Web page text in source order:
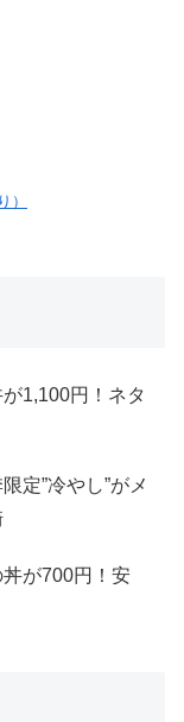
）
1,100円！ネタ
定”冷やし”がメ
丼が700円！安